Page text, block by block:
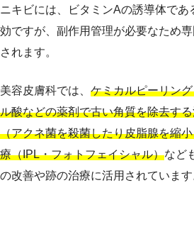
ニキビには、ビタミンAの誘導体で
効ですが、副作用管理が必要なため
されます。
美容皮膚科では、 ケミカルピーリン
ル酸などの薬剤で古い角質を除去す
（アクネ菌を殺菌したり皮脂腺を縮
療（IPL・フォトフェイシャル）など
の改善や跡の治療に活用されています